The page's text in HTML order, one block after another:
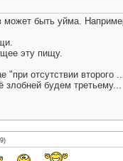
может быть уйма.
эту пищу.
"при отсутствии второго
злобней будем третьему...